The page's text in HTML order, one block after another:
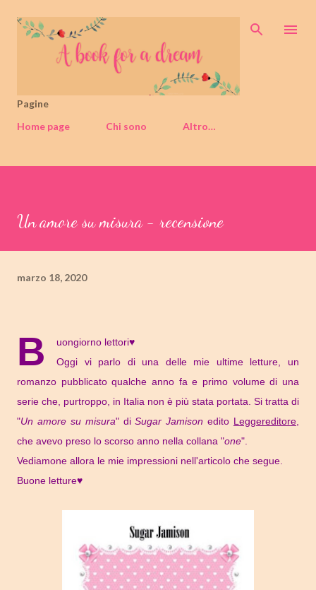
Passa ai contenuti principali
Pagine
Home page
Chi sono Altro…
Un amore su misura - recensione
marzo 18, 2020
B
uongiorno lettori♥
Oggi vi parlo di una delle mie ultime letture, un
romanzo pubblicato qualche anno fa e primo volume di una
serie che, purtroppo, in Italia non è più stata portata. Si tratta di
"Un amore su misura" diSugar Jamison edito Leggereditore,
che avevo preso lo scorso anno nella collana "one".
Vediamone allora le mie impressioni nell'articolo che segue.
Buone letture♥